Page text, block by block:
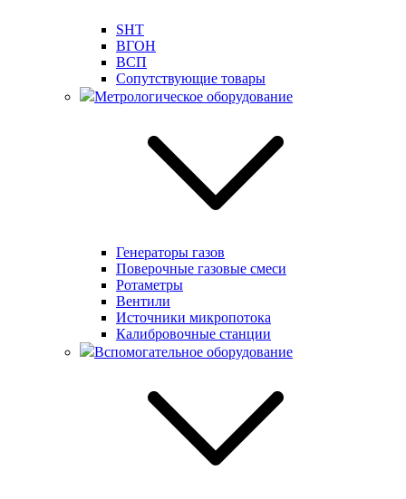
SHT
ВГОН
ВСП
Сопутствующие товары
Метрологическое оборудование
Генераторы газов
Поверочные газовые смеси
Ротаметры
Вентили
Источники микропотока
Калибровочные станции
Вспомогательное оборудование